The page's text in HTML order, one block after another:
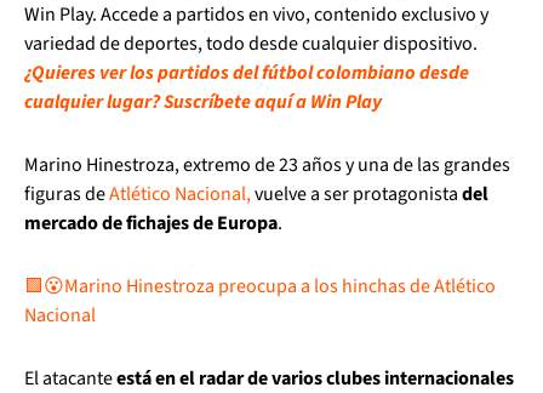
Win Play. Accede a partidos en vivo, contenido exclusivo y
variedad de deportes, todo desde cualquier dispositivo.
¿Quieres ver los partidos del fútbol colombiano desde
cualquier lugar? Suscríbete aquí a Win Play
Marino Hinestroza, extremo de 23 años y una de las grandes
figuras deAtlético Nacional,vuelve a ser protagonistadel
mercado de fichajes de Europa.
🟩😮Marino Hinestroza preocupa a los hinchas de Atlético
Nacional
El atacanteestá en el radar de varios clubes internacionales